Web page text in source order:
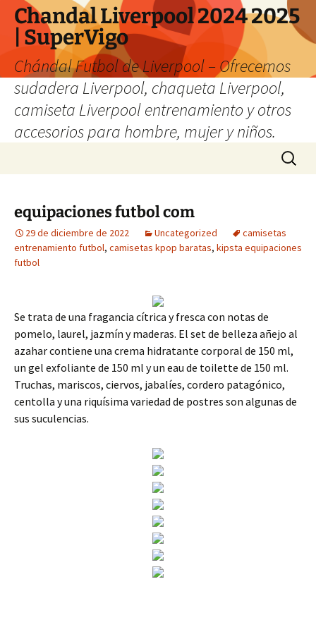
Chandal Liverpool 2024 2025
| SuperVigo
Chándal Futbol de Liverpool – Ofrecemos
sudadera Liverpool, chaqueta Liverpool,
camiseta Liverpool entrenamiento y otros
accesorios para hombre, mujer y niños.
Buscar:
equipaciones futbol com
29 de diciembre de 2022 Uncategorized
camisetas
entrenamiento futbol, camisetas kpop baratas, kipsta equipaciones
futbol
Se trata de una fragancia cítrica y fresca con notas de
pomelo, laurel, jazmín y maderas. El set de belleza añejo al
azahar contiene una crema hidratante corporal de 150 ml,
un gel exfoliante de 150 ml y un eau de toilette de 150 ml.
Truchas, mariscos, ciervos, jabalíes, cordero patagónico,
centolla y una riquísima variedad de postres son algunas de
sus suculencias.